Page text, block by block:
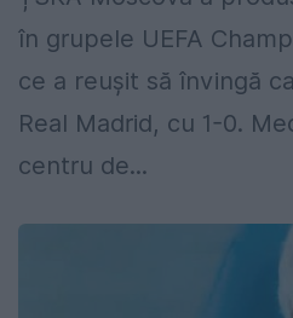
în grupele UEFA
ce a reușit să învingă
Real Madrid, cu 1-0.
centru de...